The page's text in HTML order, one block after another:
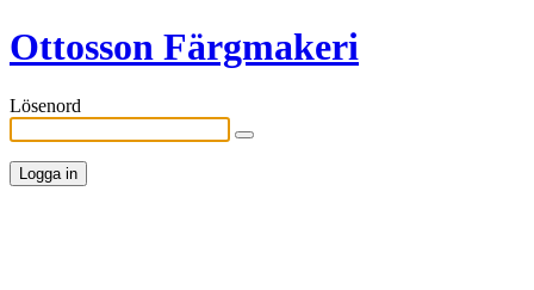
Ottosson Färgmakeri
Lösenord